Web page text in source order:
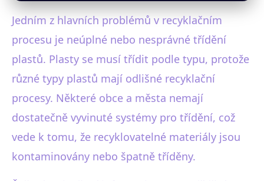
Jedním z hlavních problémů v recyklačním
procesu je neúplné nebo nesprávné třídění
plastů. Plasty se musí třídit podle typu, protože
různé typy plastů mají odlišné recyklační
procesy. Některé obce a města nemají
dostatečně vyvinuté systémy pro třídění, což
vede k tomu, že recyklovatelné materiály jsou
kontaminovány nebo špatně tříděny.